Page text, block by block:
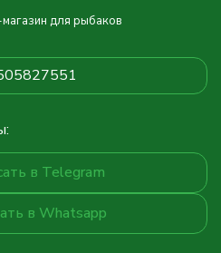
для рыбаков
в Telegram
в Whatsapp